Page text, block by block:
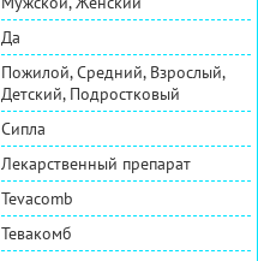
Да
Пожилой, Средний, Взрослый,
Детский, Подростковый
Сипла
Лекарственный препарат
Tevacomb
Тевакомб